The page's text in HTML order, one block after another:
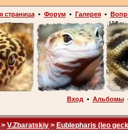
страница• Форум• Галерея•
Вход • Альбомы
> V.Zbaratskiy > Eublepharis (leo